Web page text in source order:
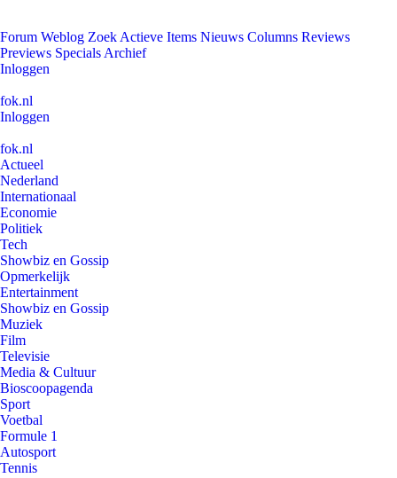
Forum Weblog Zoek Actieve Items Nieuws Columns Reviews
Previews Specials Archief
Inloggen
fok.nl
Inloggen
fok.nl
Actueel
Nederland
Internationaal
Economie
Politiek
Tech
Showbiz en Gossip
Opmerkelijk
Entertainment
Showbiz en Gossip
Muziek
Film
Televisie
Media & Cultuur
Bioscoopagenda
Sport
Voetbal
Formule 1
Autosport
Tennis